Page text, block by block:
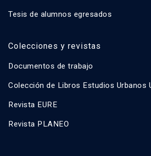
Tesis de alumnos egresados
Colecciones y revistas
Documentos de trabajo
Colección de Libros Estudios Urbanos
Revista EURE
Revista PLANEO